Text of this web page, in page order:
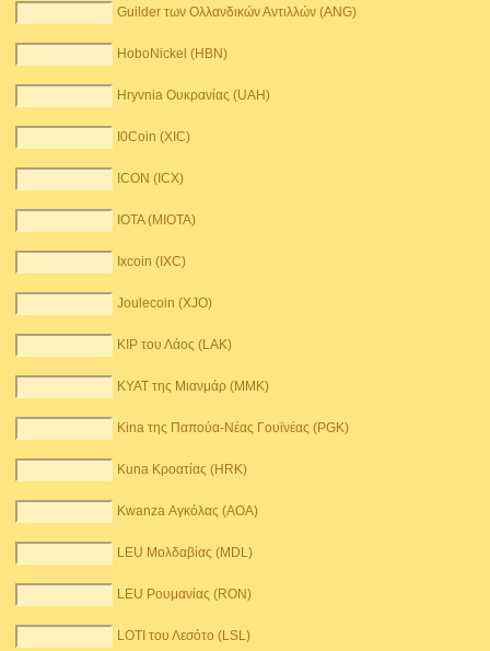
Guilder των Ολλανδικών Αντιλλών (ANG)
HoboNickel (HBN)
Hryvnia Ουκρανίας (UAH)
I0Coin (XIC)
ICON (ICX)
IOTA (MIOTA)
Ixcoin (IXC)
Joulecoin (XJO)
KIP του Λάος (LAK)
KYAT της Μιανμάρ (MMK)
Kina της Παπούα-Νέας Γουϊνέας (PGK)
Kuna Κροατίας (HRK)
Kwanza Αγκόλας (AOA)
LEU Μολδαβίας (MDL)
LEU Ρουμανίας (RON)
LOTI του Λεσότο (LSL)